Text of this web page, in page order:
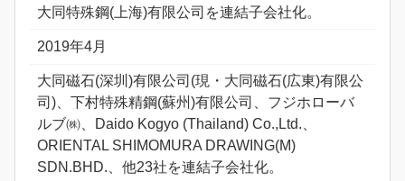
大同特殊鋼(上海)有限公司を連結子会社化。
2019年4月
大同磁石(深圳)有限公司(現・大同磁石(広東)有限公
司)、下村特殊精鋼(蘇州)有限公司、フジホローバ
ルブ㈱、Daido Kogyo (Thailand) Co.,Ltd.、
ORIENTAL SHIMOMURA DRAWING(M)
SDN.BHD.、他23社を連結子会社化。